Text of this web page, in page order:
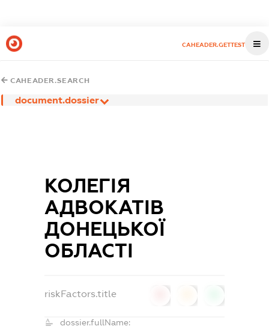
CAHEADER.GETTEST
CAHEADER.SEARCH
document.dossier
КОЛЕГІЯ
АДВОКАТІВ
ДОНЕЦЬКОЇ
ОБЛАСТІ
riskFactors.title
dossier.fullName: